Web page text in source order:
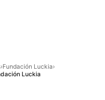
›Fundación Luckia›
Luckia